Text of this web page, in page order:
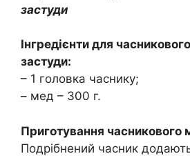
застуди
Інгредієнти для
застуди:
– 1 головка часнику;
– мед – 300 г.
Приготування часникового
Подрібнений часник